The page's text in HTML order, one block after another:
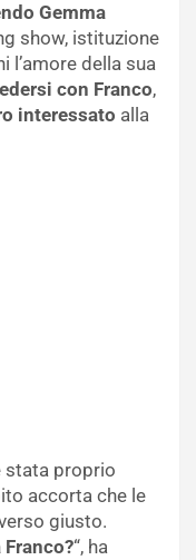
Gemma
show, istituzione
l’amore della sua
con Franco,
interessato alla
stata proprio
accorta che le
giusto.
“, ha